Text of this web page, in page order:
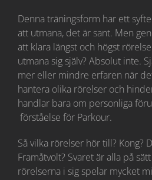
Denna träningsform har ett
att utmana, det är sant. Men
att klara längst och högst
utmana sig själv? Absolut inte.
mer eller mindre erfaren när
hantera olika rörelser och
handlar bara om personliga
förståelse för Parkour.
Så vilka rörelser hör till? Kong?
Framåtvolt? Svaret är alla på
rörelserna i sig spelar mycket